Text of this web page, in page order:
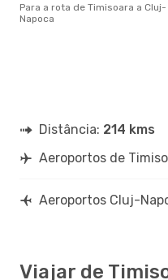
Para a rota de Timisoara a Cluj-
Napoca
Distância: 214 kms
Aeroportos de
Aeroportos Cluj-
Viajar de